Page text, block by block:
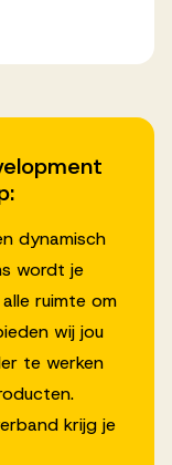
dynamisch
wordt je
ruimte om
wij jou
te werken
krijg je